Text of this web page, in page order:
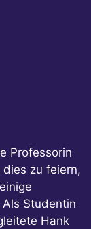
Professorin
zu feiern,
Studentin
Hank